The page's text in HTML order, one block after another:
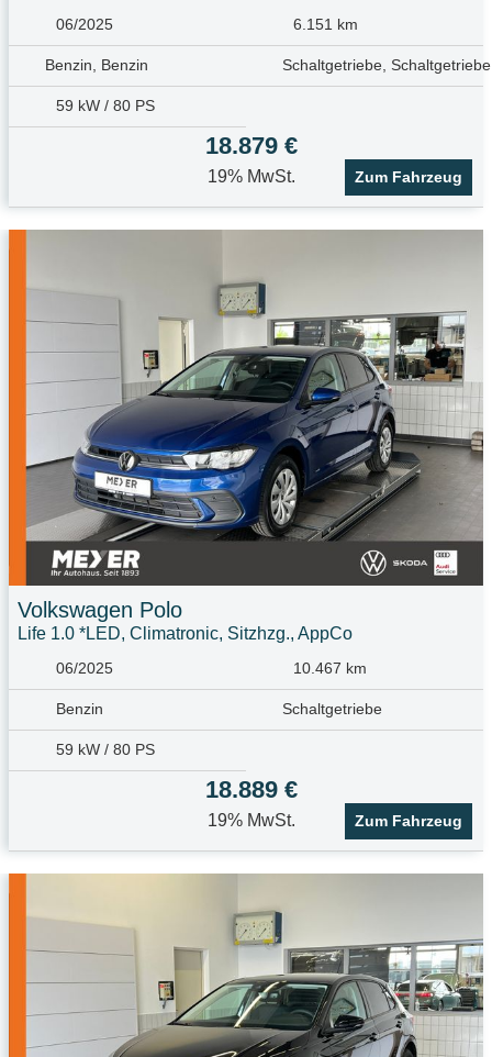
06/2025 6.151 km
Benzin, Benzin Schaltgetriebe, Schaltgetriebe
59 kW / 80 PS
18.879 €
19% MwSt. Zum Fahrzeug
Volkswagen Polo
Life 1.0 *LED, Climatronic, Sitzhzg., AppCo
06/2025 10.467 km
Benzin Schaltgetriebe
59 kW / 80 PS
18.889 €
19% MwSt. Zum Fahrzeug